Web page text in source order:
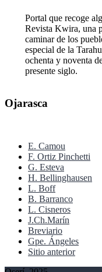
Portal que recoge
Revista Kwira, una
caminar de los
especial de la
ochenta y noventa
presente siglo.
Ojarasca
E. Camou
F. Ortiz Pinchetti
G. Esteva
H. Bellinghausen
L. Boff
B. Barranco
L. Cisneros
J.Ch.Marín
Breviario
Gpe. Ángeles
Sitio anterior